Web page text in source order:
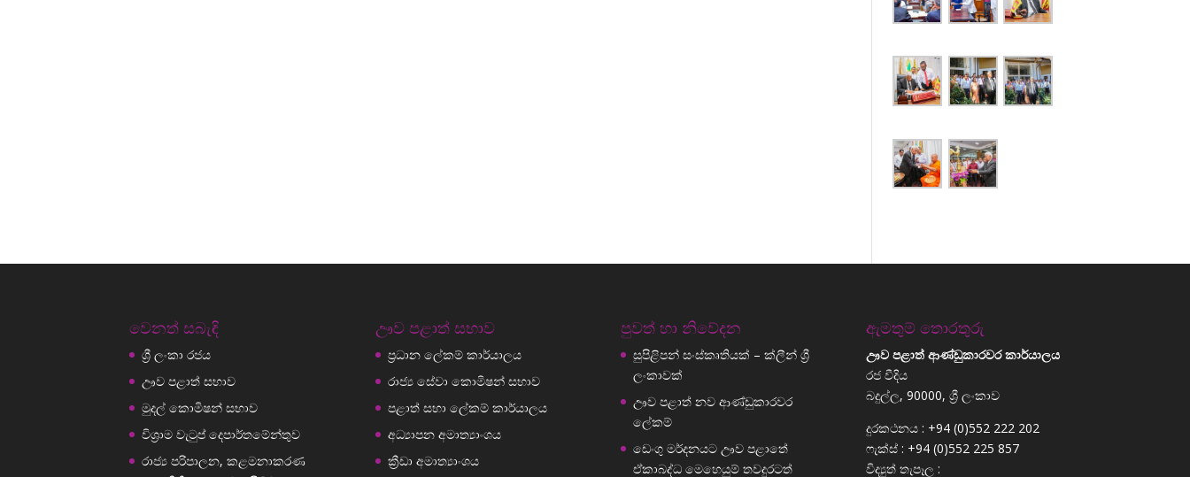
වෙනත් සබැඳි
ශ්‍රී ලංකා රජය
ඌව පළාත් සභාව
මුදල් කොමිෂන් සභාව
විශ්‍රාම වැටුප් දෙපාර්තමේන්තුව
රාජ්‍ය පරිපාලන, කළමනාකරණ
ඌව පළාත් සභාව
ප්‍රධාන ලේකම් කාර්යාලය
රාජ්‍ය සේවා කොමිෂන් සභාව
පළාත් සභා ලේකම් කාර්යාලය
අධ්‍යාපන අමාත්‍යාංශය
ක්‍රීඩා අමාත්‍යාංශය
පුවත් හා නිවේදන
සුපිළිපන් සංස්කෘතියක් – ක්ලීන් ශ්‍රී
ලංකාවක්
ඌව පළාත් නව ආණ්ඩුකාරවර
ලේකම්
ඩෙංගු මර්දනයට ඌව පළාතේ
ඒකාබද්ධ මෙහෙයුම් තවදුරටත්
ඇමතුම් තොරතුරු
ඌව පළාත් ආණ්ඩුකාරවර කාර්යාලය
රජ වීදිය
බදුල්ල, 90000, ශ්‍රී ලංකාව
දුරකථනය : +94 (0)552 222 202
ෆැක්ස් : +94 (0)552 225 857
විද්‍යුත් තැපෑල :